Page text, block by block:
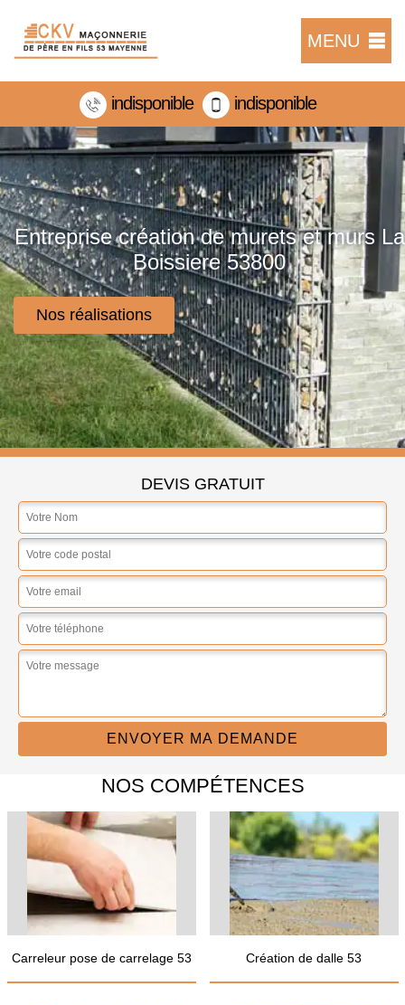
MENU
indisponible indisponible
Entreprise création de murets et murs La
Boissiere 53800
Nos réalisations
DEVIS GRATUIT
NOS COMPÉTENCES
Carreleur pose de carrelage 53 Création de dalle 53